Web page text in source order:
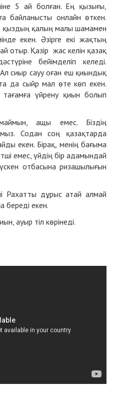
5 ай болған. Ең қызығы,
байланысты онлайн өткен.
қыздың қалың малы шамамен
екен. Әзірге екі жақтың
отыр. Қазір жас келін қазақ
бейімделіп келеді.
сиыр сауу оған еш қиындық
да сыйр мал өте көп екен.
тағамға үйрену қиын болып
ащы емес. Біздің
Содан соң қазақтарда
екен. Бірақ, менің бағыма
емес, үйдің бір адамындай
отбасына ризашылығын
Рахатты дұрыс атай алмай
береді екен.
ауыр тіл көрінеді.